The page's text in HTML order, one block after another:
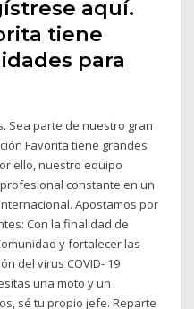
aquí.
tiene
para
Sea parte de nuestro gran
Favorita tiene grandes
ello, nuestro equipo
constante en un
Apostamos por
Con la finalidad de
y fortalecer las
del virus COVID- 19
una moto y un
sé tu propio jefe. Reparte